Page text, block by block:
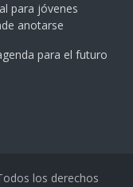
para jóvenes
anotarse
para el futuro
los derechos